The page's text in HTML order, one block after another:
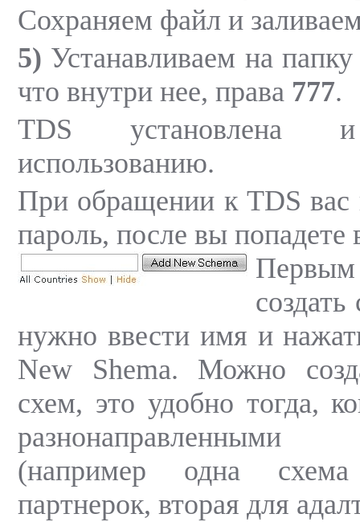
Сохраняем файл и
5) Устанавливаем на
что внутри нее, права 777.
TDS
использованию.
При обращении к TDS вас
пароль, после вы попадете
нужно ввести имя и
New Shema. Можно
схем, это удобно тогда,
(например одна
партнерок, вторая для